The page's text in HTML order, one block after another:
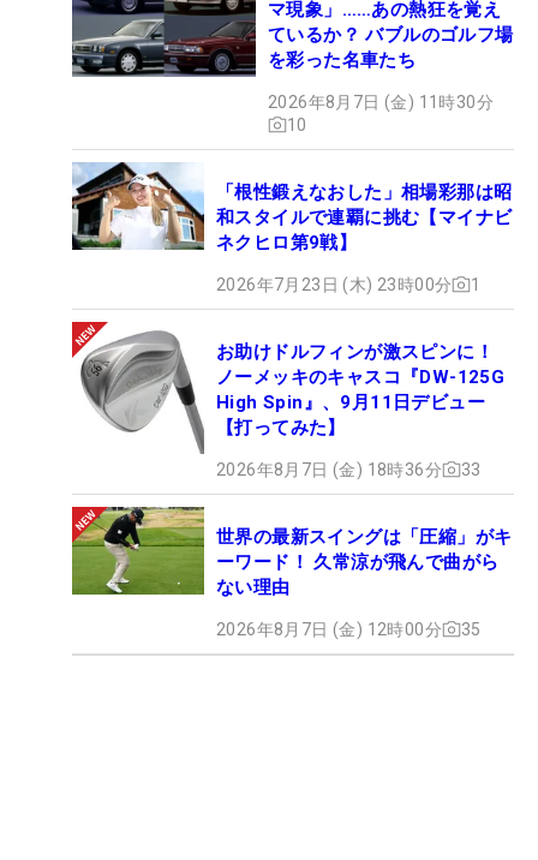
マ現象」……あの熱狂を覚え
ているか？ バブルのゴルフ場
を彩った名車たち
2026年8月7日 (金) 11時30分
10
「根性鍛えなおした」相場彩那は昭
和スタイルで連覇に挑む【マイナビ
ネクヒロ第9戦】
2026年7月23日 (木) 23時00分 1
お助けドルフィンが激スピンに！
ノーメッキのキャスコ『DW-125G
High Spin』、9月11日デビュー
【打ってみた】
2026年8月7日 (金) 18時36分 33
世界の最新スイングは「圧縮」がキ
ーワード！ 久常涼が飛んで曲がら
ない理由
2026年8月7日 (金) 12時00分 35